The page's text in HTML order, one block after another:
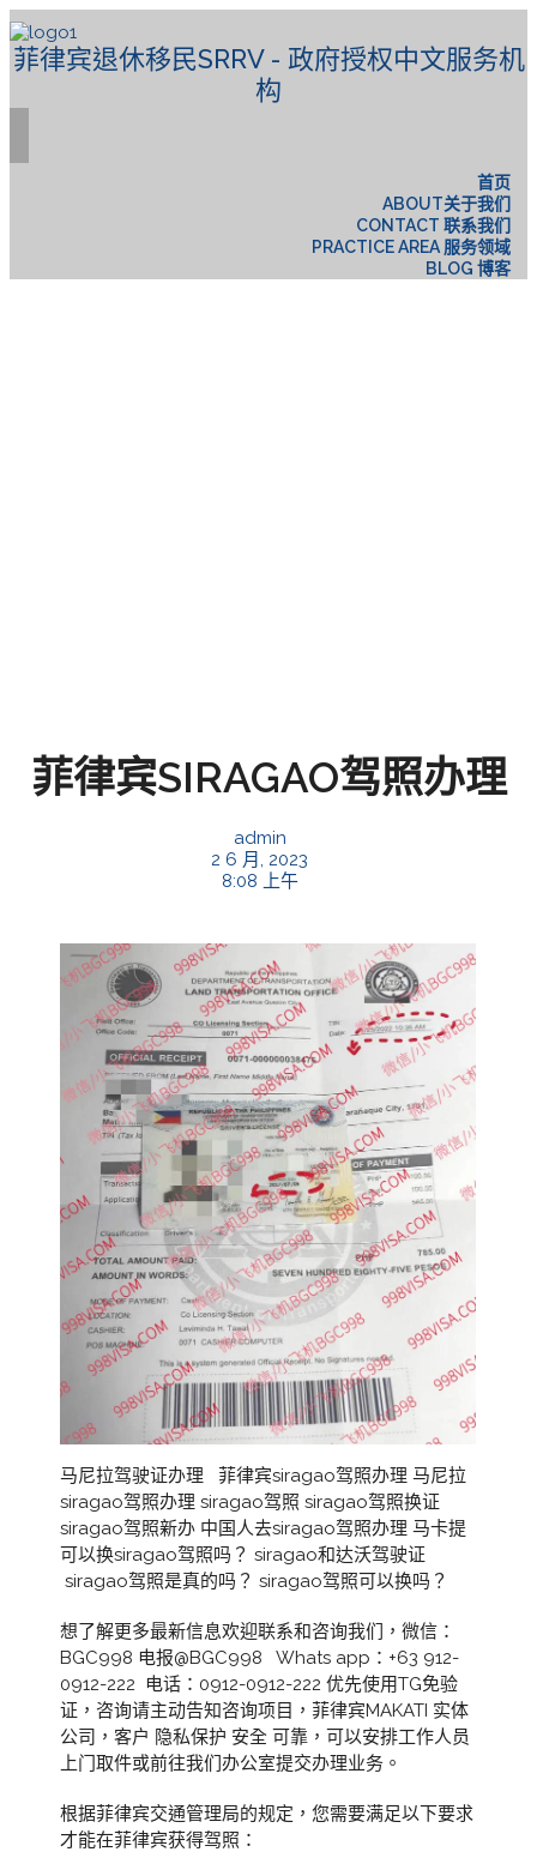
菲律宾退休移民SRRV - 政府授权中文服务机
构
首页
ABOUT关于我们
CONTACT 联系我们
PRACTICE AREA 服务领域
BLOG 博客
菲律宾SIRAGAO驾照办理
admin
2 6 月, 2023
8:08 上午
马尼拉驾驶证办理 菲律宾siragao驾照办理 马尼拉
siragao驾照办理 siragao驾照 siragao驾照换证
siragao驾照新办 中国人去siragao驾照办理 马卡提
可以换siragao驾照吗？ siragao和达沃驾驶证
siragao驾照是真的吗？ siragao驾照可以换吗？
想了解更多最新信息欢迎联系和咨询我们，微信：
BGC998 电报@BGC998 Whats app：+63 912-
0912-222 电话：0912-0912-222 优先使用TG免验
证，咨询请主动告知咨询项目，菲律宾MAKATI 实体
公司，客户 隐私保护 安全 可靠，可以安排工作人员
上门取件或前往我们办公室提交办理业务。
根据菲律宾交通管理局的规定，您需要满足以下要求
才能在菲律宾获得驾照：